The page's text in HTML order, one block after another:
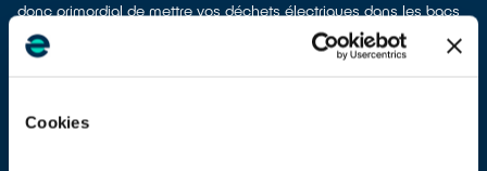
Cookies
donc primordial de mettre vos déchets électriques dans les bacs
de recyclage adéquats pour pouvoir les dépolluer et les recycler.
À Moissy-Cramayel, vous bénéficiez de plusieurs solutions de
Différentes possibilités s'offrent à vous :